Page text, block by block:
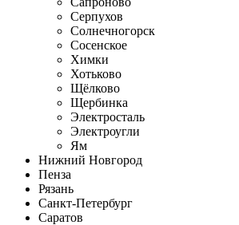
Серпухов
Солнечногорск
Сосенское
Химки
Хотьково
Щёлково
Щербинка
Электросталь
Электроугли
Ям
Нижний Новгород
Пенза
Рязань
Санкт-Петербург
Саратов